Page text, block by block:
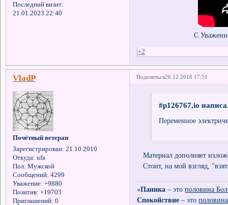
Последний визит:
21.01.2023 22:40
С Уважением
+2
Поделиться26.12.2016 17:51
VladP
Почётный ветеран
Зарегистрирован: 21.10.2010
Откуда: ufa
Пол: Мужской
Сообщений: 4299
Уважение: +9880
Позитив: +19703
Приглашений: 0
#p126767,io
Переменное
Материал дополняет
Стоит, на мой взгляд,
«Паника – этополовина
Спокойствие – это